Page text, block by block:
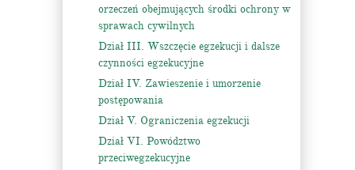
orzeczeń obejmujących środki ochrony w
sprawach cywilnych
Dział III. Wszczęcie egzekucji i dalsze
czynności egzekucyjne
Dział IV. Zawieszenie i umorzenie
postępowania
Dział V. Ograniczenia egzekucji
Dział VI. Powództwo
przeciwegzekucyjne